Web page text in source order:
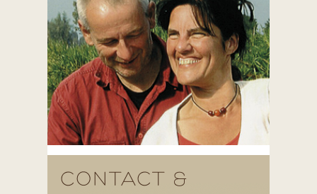
CONTACT &